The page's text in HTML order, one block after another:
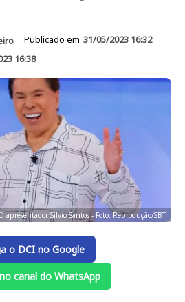
Publicado em 31/05/2023 16:32
16:38
apresentador Silvio Santos - Foto: Reprodução/SBT
o DCI no Google
canal do WhatsApp